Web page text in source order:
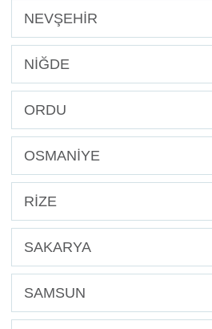
NEVŞEHİR
NİĞDE
ORDU
OSMANİYE
RİZE
SAKARYA
SAMSUN